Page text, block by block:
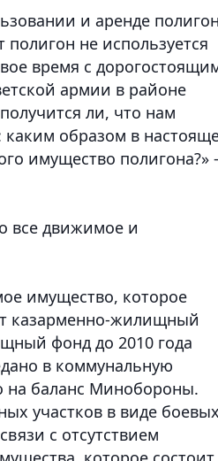
и аренде
не используется
время с
армии в районе
ли, что нам
каким образом в
имущество полигона?» -
все движимое и
имущество, которое
казарменно-жилищный
фонд до 2010 года
в коммунальную
на баланс Минобороны.
участков в виде
с отсутствием